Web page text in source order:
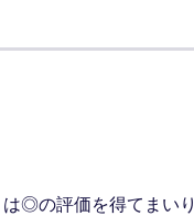
◎の評価を得てまいり